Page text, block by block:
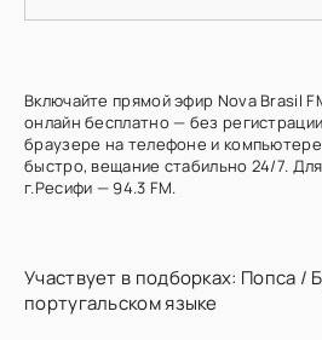
Включайте прямой эфир Nova Brasil
онлайн бесплатно — без
браузере на телефоне и
быстро, вещание стабильно 24/7.
г.Ресифи — 94.3 FM.
Участвует в подборках: Попса /
португальском языке